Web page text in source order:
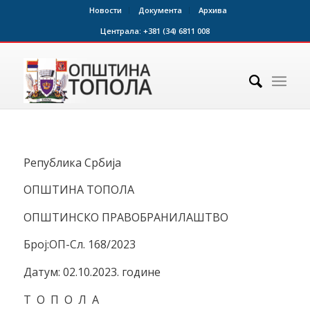
Новости Документа
Архива
Централа: +381 (34) 6811 008
Република Србија
ОПШТИНА ТОПОЛА
ОПШТИНСКО ПРАВОБРАНИЛАШТВО
Број:ОП-Сл. 168/2023
Датум: 02.10.2023. године
Т О П О Л А